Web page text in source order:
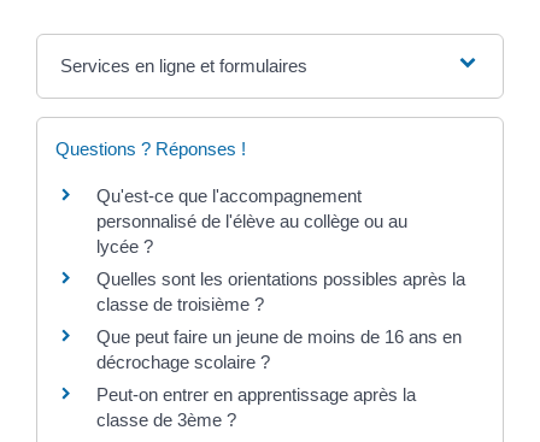
Services en ligne et formulaires
Questions ? Réponses !
Qu'est-ce que l'accompagnement
personnalisé de l'élève au collège ou au
lycée ?
Quelles sont les orientations possibles après la
classe de troisième ?
Que peut faire un jeune de moins de 16 ans en
décrochage scolaire ?
Peut-on entrer en apprentissage après la
classe de 3ème ?